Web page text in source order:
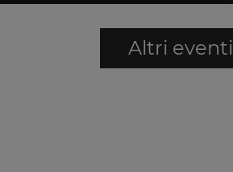
Altri eventi